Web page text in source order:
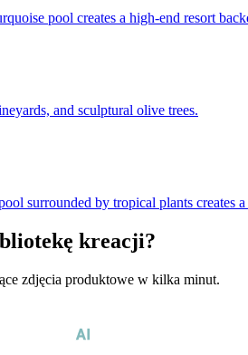
pool creates a high-end resort
and sculptural olive trees.
surrounded by tropical plants creates
kreacji?
zdjęcia produktowe w kilka minut.